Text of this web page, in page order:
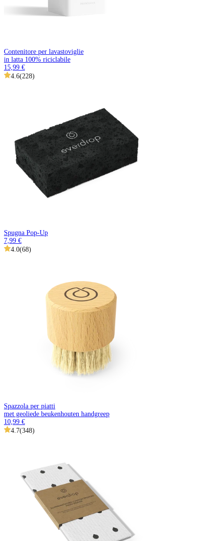
Contenitore per lavastoviglie
in latta 100% riciclabile
15,99 €
4.6(228)
Spugna Pop-Up
7,99 €
4.0(68)
Spazzola per piatti
met geoliede beukenhouten handgreep
10,99 €
4.7(348)